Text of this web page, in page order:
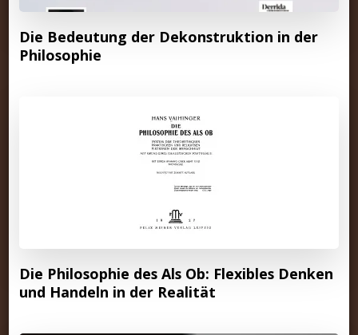
Die Bedeutung der Dekonstruktion in der
Philosophie
Die Philosophie des Als Ob: Flexibles Denken
und Handeln in der Realität